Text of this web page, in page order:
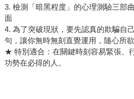
3. 檢測「暗黑程度」的心理測驗三部
面
4. 為了突破現狀，要先認真的欺騙自
句，讓你無時無刻直覺運用，隨心所
★ 特別適合：在關鍵時刻容易緊張、
功勢在必得的人。